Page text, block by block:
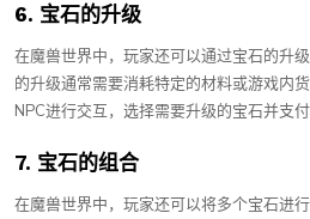
6. 宝石的升级
在魔兽世界中，玩家还可以通过宝石的升
的升级通常需要消耗特定的材料或游戏内
NPC进行交互，选择需要升级的宝石并支
7. 宝石的组合
在魔兽世界中，玩家还可以将多个宝石进